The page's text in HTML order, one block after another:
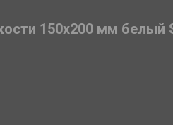
150х200 мм белый